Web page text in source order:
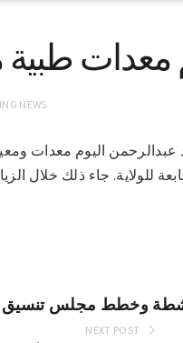
طبية
NEWS
محمد عبدالرحمن اليوم
للولاية. جاء ذلك خلال
وخطط مجلس تنسيق
NEXT POST